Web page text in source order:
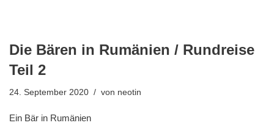
Die Bären in Rumänien / Rundreise
Teil 2
24. September 2020 von neotin
Ein Bär in Rumänien